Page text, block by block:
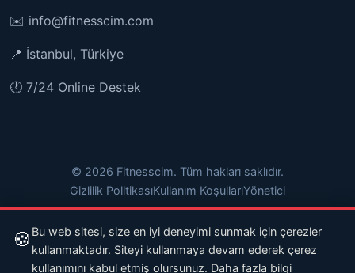
✉️ info@fitnesscim.com
📍 İstanbul, Türkiye
🕐 7/24 Online Destek
© 2026 Fitnesscim. Tüm hakları saklıdır.
Gizlilik PolitikasıKullanım KoşullarıYönetici
🍪 Bu web sitesi, size en iyi deneyimi sunmak için çerezler
kullanmaktadır. Siteyi kullanmaya devam ederek çerez
kullanımını kabul etmiş olursunuz. Daha fazla bilgi